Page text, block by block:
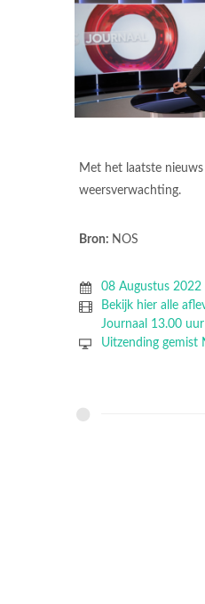
Met het laatste
weersverwachting.
Bron: NOS
08 Augustus 2022
Bekijk hier alle
Journaal 13.00
Uitzending gemist